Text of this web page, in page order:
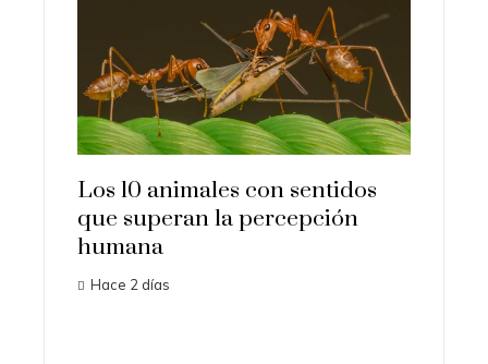
Los 10 animales con sentidos
que superan la percepción
humana
Hace 2 días